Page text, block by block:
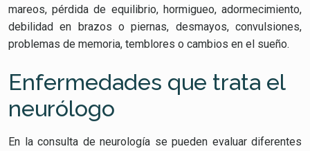
mareos, pérdida de equilibrio, hormigueo, adormecimiento,
debilidad en brazos o piernas, desmayos, convulsiones,
problemas de memoria, temblores o cambios en el sueño.
Enfermedades que trata el
neurólogo
En la consulta de neurología se pueden evaluar diferentes